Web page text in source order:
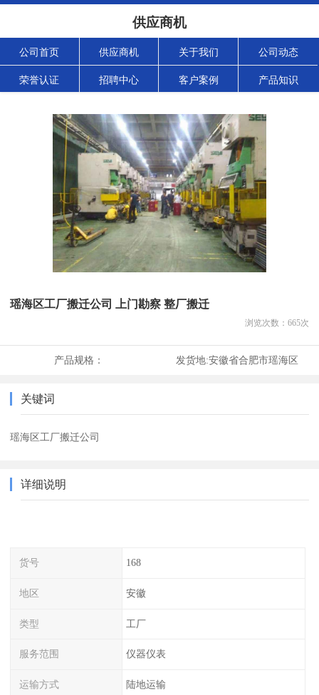
供应商机
公司首页 供应商机 关于我们 公司动态
荣誉认证 招聘中心 客户案例 产品知识
瑶海区工厂搬迁公司 上门勘察 整厂搬迁
浏览次数： 665次
产品规格： 发货地:安徽省合肥市瑶海区
关键词
瑶海区工厂搬迁公司
详细说明
货号 168
地区 安徽
类型 工厂
服务范围 仪器仪表
运输方式 陆地运输